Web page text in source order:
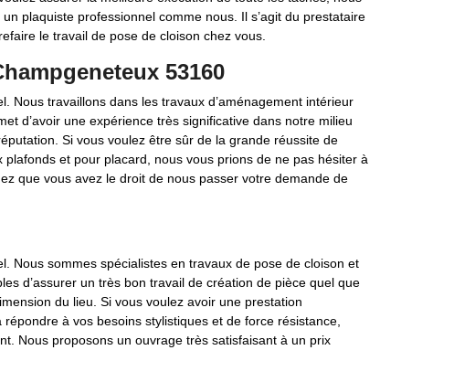
plaquiste professionnel comme nous. Il s’agit du prestataire
le travail de pose de cloison chez vous.
53160
Nous travaillons dans les travaux d’aménagement intérieur
d’avoir une expérience très significative dans notre milieu
Si vous voulez être sûr de la grande réussite de
et pour placard, nous vous prions de ne pas hésiter à
que vous avez le droit de nous passer votre demande de
Nous sommes spécialistes en travaux de pose de cloison et
d’assurer un très bon travail de création de pièce quel que
du lieu. Si vous voulez avoir une prestation
à vos besoins stylistiques et de force résistance,
Nous proposons un ouvrage très satisfaisant à un prix